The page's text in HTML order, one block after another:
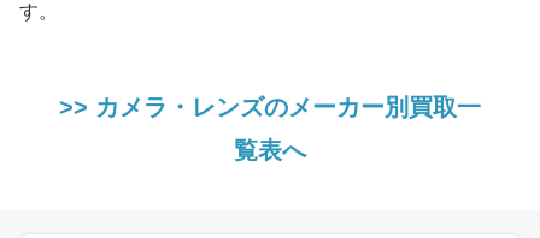
す。
>> カメラ・レンズのメーカー別買取一
覧表へ